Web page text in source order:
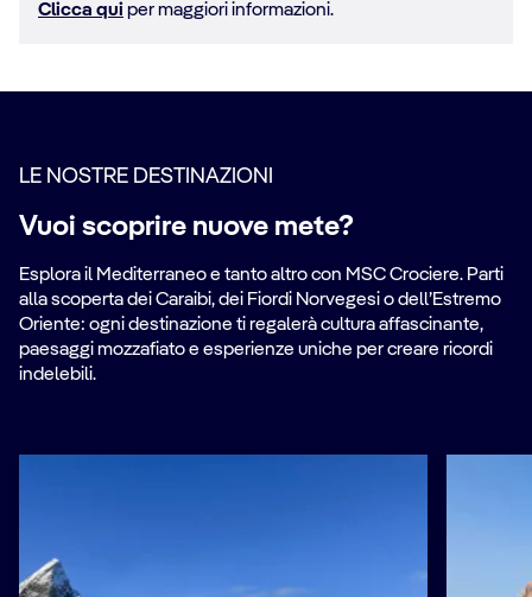
Clicca qui per maggiori informazioni.
LE NOSTRE DESTINAZIONI
Vuoi scoprire nuove mete?
Esplora il Mediterraneo e tanto altro con MSC Crociere. Parti
alla scoperta dei Caraibi, dei Fiordi Norvegesi o dell’Estremo
Oriente: ogni destinazione ti regalerà cultura affascinante,
paesaggi mozzafiato e esperienze uniche per creare ricordi
indelebili.